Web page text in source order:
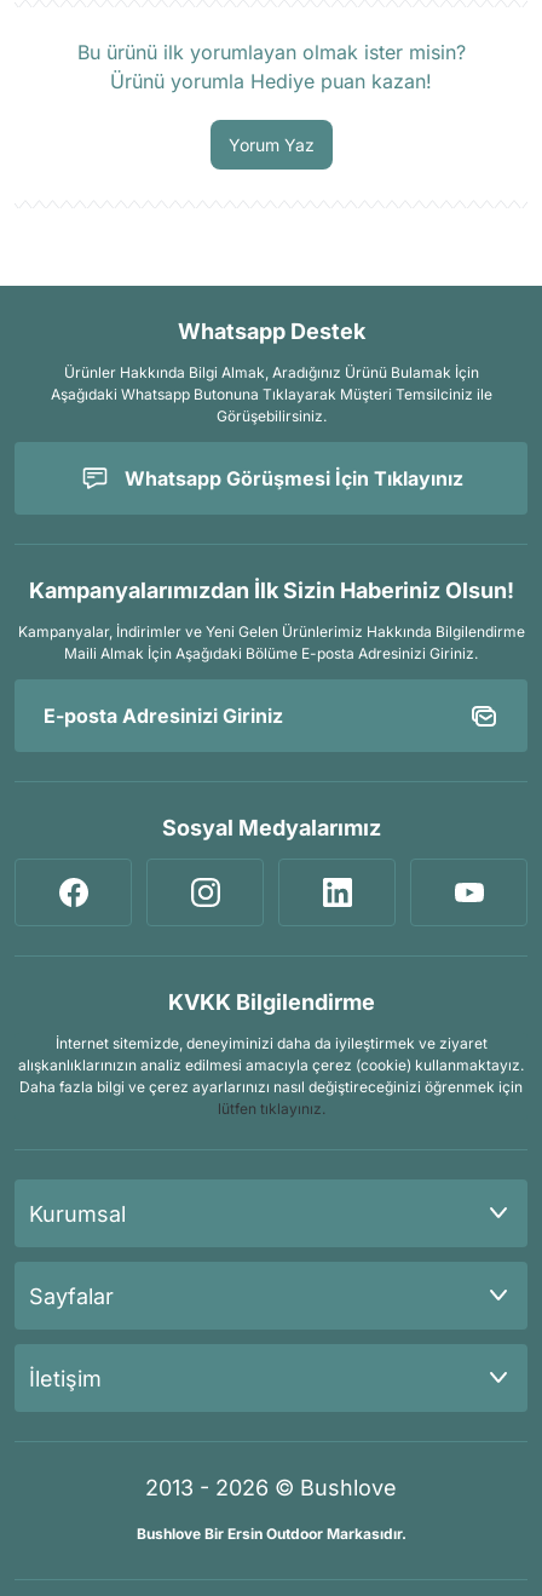
Bu ürünü ilk yorumlayan olmak ister misin?
Ürünü yorumla Hediye puan kazan!
Yorum Yaz
Whatsapp Destek
Ürünler Hakkında Bilgi Almak, Aradığınız Ürünü Bulamak İçin
Aşağıdaki Whatsapp Butonuna Tıklayarak Müşteri Temsilciniz ile
Görüşebilirsiniz.
Whatsapp Görüşmesi İçin Tıklayınız
Kampanyalarımızdan İlk Sizin Haberiniz Olsun!
Kampanyalar, İndirimler ve Yeni Gelen Ürünlerimiz Hakkında Bilgilendirme
Maili Almak İçin Aşağıdaki Bölüme E-posta Adresinizi Giriniz.
Sosyal Medyalarımız
KVKK Bilgilendirme
İnternet sitemizde, deneyiminizi daha da iyileştirmek ve ziyaret
alışkanlıklarınızın analiz edilmesi amacıyla çerez (cookie) kullanmaktayız.
Daha fazla bilgi ve çerez ayarlarınızı nasıl değiştireceğinizi öğrenmek için
lütfen tıklayınız.
Kurumsal
Sayfalar
İletişim
2013 - 2026 © Bushlove
Bushlove Bir Ersin Outdoor Markasıdır.